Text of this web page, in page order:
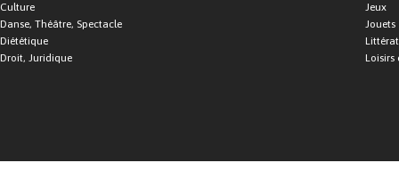
Culture
Danse, Théâtre, Spectacle
Diététique
Droit, Juridique
Jeux
Jouets
Loisirs